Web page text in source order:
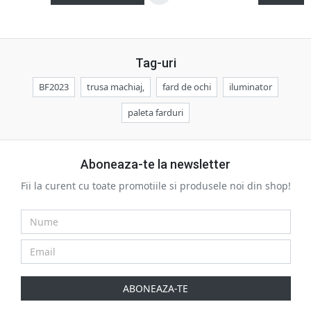
Tag-uri
BF2023 trusa machiaj, fard de ochi iluminator
paleta farduri
Aboneaza-te la newsletter
Fii la curent cu toate promotiile si produsele noi din shop!
ABONEAZA-TE